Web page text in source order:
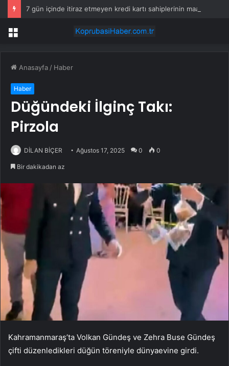
Menü
Anasayfa / Haber
Haber
Düğündeki İlginç Takı:
Pirzola
DİLAN BİÇER Ağustos 17, 2025 0 0
Bir dakikadan az
Kahramanmaraş’ta Volkan Gündeş ve Zehra Buse Gündeş
çifti düzenledikleri düğün töreniyle dünyaevine girdi.